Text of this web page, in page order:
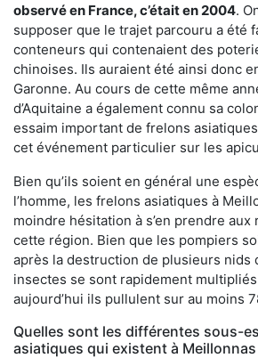
observé en France, c’était en 2004.
supposer que le trajet parcouru a été
conteneurs qui contenaient des
chinoises. Ils auraient été ainsi donc
Garonne. Au cours de cette même
d’Aquitaine a également connu sa
essaim important de frelons asiatiques.
cet événement particulier sur les
Bien qu’ils soient en général une
l’homme, les frelons asiatiques à
moindre hésitation à s’en prendre
cette région. Bien que les pompiers
après la destruction de plusieurs nids
insectes se sont rapidement
aujourd’hui ils pullulent sur au moins
Quelles sont les différentes sous-
asiatiques qui existent à Meillonnas